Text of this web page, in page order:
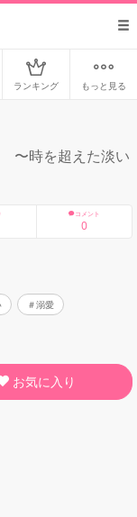
ランキング もっと見る
〜時を超えた淡い
コメント
0
溺愛
お気に入り